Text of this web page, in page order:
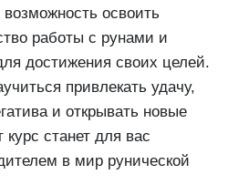
освоить
работы с рунами и
достижения своих целей.
привлекать удачу,
и открывать новые
станет для вас
в мир рунической